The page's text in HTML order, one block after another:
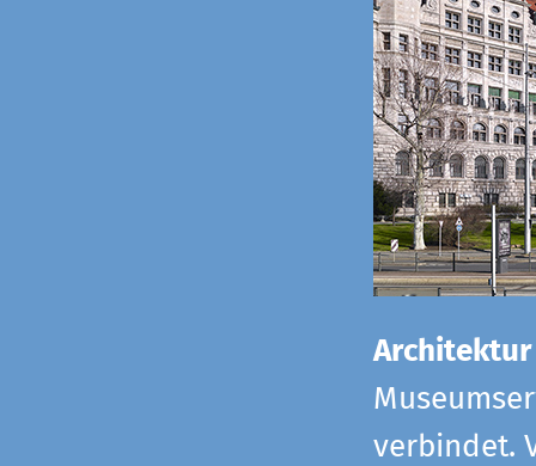
verbindet.